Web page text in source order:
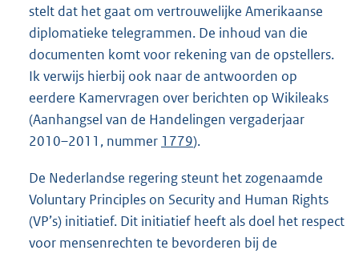
stelt dat het gaat om vertrouwelijke Amerikaanse
diplomatieke telegrammen. De inhoud van die
documenten komt voor rekening van de opstellers.
Ik verwijs hierbij ook naar de antwoorden op
eerdere Kamervragen over berichten op Wikileaks
(Aanhangsel van de Handelingen vergaderjaar
2010–2011, nummer 1779).
De Nederlandse regering steunt het zogenaamde
Voluntary Principles on Security and Human Rights
(VP’s) initiatief. Dit initiatief heeft als doel het respect
voor mensenrechten te bevorderen bij de